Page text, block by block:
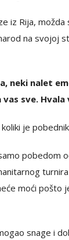
iz Rija, možda
na svojoj
neki nalet
sve. Hvala
je
pobedom
moći pošto
snage i